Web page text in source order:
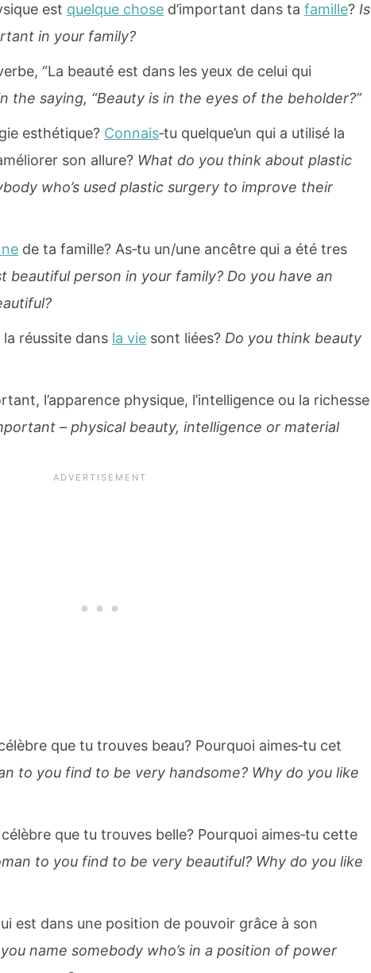
est quelque chose d’important dans ta famille? Is
in your family?
“La beauté est dans les yeux de celui qui
the saying, “Beauty is in the eyes of the beholder?”
esthétique? Connais‐tu quelque’un qui a utilisé la
son allure? What do you think about plastic
who’s used plastic surgery to improve their
de ta famille? As‐tu un/une ancêtre qui a été tres
beautiful person in your family? Do you have an
la réussite dans la vie sont liées? Do you think beauty
l’apparence physique, l’intelligence ou la richesse
– physical beauty, intelligence or material
que tu trouves beau? Pourquoi aimes‐tu cet
to you find to be very handsome? Why do you like
célèbre que tu trouves belle? Pourquoi aimes‐tu cette
to you find to be very beautiful? Why do you like
est dans une position de pouvoir grâce à son
name somebody who’s in a position of power